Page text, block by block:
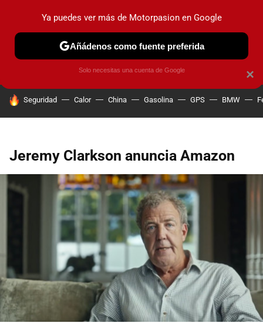
PRUEBAS COCHES ELÉCTRICOS OBSERVATORIO
HOY SE HABLA DE
Seguridad Calor China Gasolina GPS BMW
Jeremy Clarkson anuncia Amazon
×
Ya puedes ver más de Motorpasion en Google
Añádenos como fuente preferida
Solo necesitas una cuenta de Google